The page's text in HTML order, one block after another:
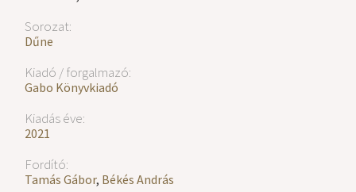
Sorozat:
Dűne
Kiadó / forgalmazó:
Gabo Könyvkiadó
Kiadás éve:
2021
Fordító:
Tamás Gábor, Békés András